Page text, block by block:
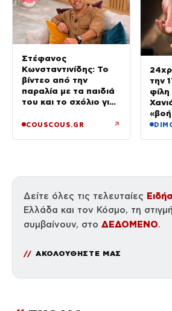
Στέφανος
Κωνσταντινίδης: Το
βίντεο από την
παραλία με τα παιδιά
του και το σχόλιο για
COUSCOUS.GR ↗
την
φίλη
Δείτε όλες τις τελευταίες
Ελλάδα και τον Κόσμο, τη
συμβαίνουν, στο ΔΕΔΟΜΕΝΟ.
ΑΚΟΛΟΥΘΗΣΤΕ ΜΑΣ